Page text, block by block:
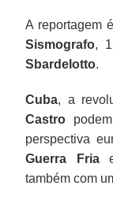
A reportagem
Sismografo,
Sbardelotto.
Cuba, a
Castro
perspectiva
Guerra Friae
também com